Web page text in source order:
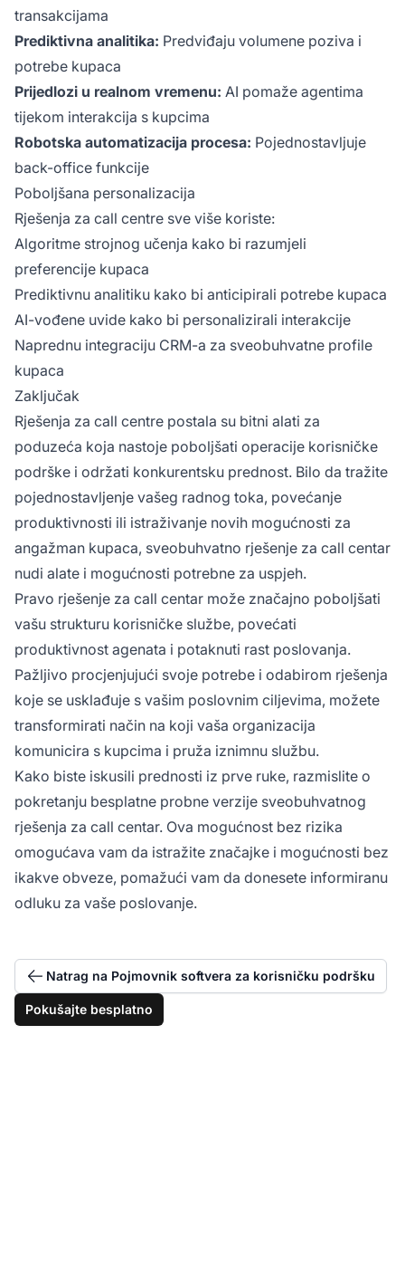
transakcijama
Prediktivna analitika: Predviđaju volumene poziva i
potrebe kupaca
Prijedlozi u realnom vremenu: AI pomaže agentima
tijekom interakcija s kupcima
Robotska automatizacija procesa: Pojednostavljuje
back-office funkcije
Poboljšana personalizacija
Rješenja za call centre sve više koriste:
Algoritme strojnog učenja kako bi razumjeli
preferencije kupaca
Prediktivnu analitiku kako bi anticipirali potrebe kupaca
AI-vođene uvide kako bi personalizirali interakcije
Naprednu integraciju CRM-a za sveobuhvatne profile
kupaca
Zaključak
Rješenja za call centre postala su bitni alati za
poduzeća koja nastoje poboljšati operacije korisničke
podrške i održati konkurentsku prednost. Bilo da tražite
pojednostavljenje vašeg radnog toka, povećanje
produktivnosti ili istraživanje novih mogućnosti za
angažman kupaca, sveobuhvatno rješenje za call centar
nudi alate i mogućnosti potrebne za uspjeh.
Pravo rješenje za call centar može značajno poboljšati
vašu strukturu korisničke službe, povećati
produktivnost agenata i potaknuti rast poslovanja.
Pažljivo procjenjujući svoje potrebe i odabirom rješenja
koje se usklađuje s vašim poslovnim ciljevima, možete
transformirati način na koji vaša organizacija
komunicira s kupcima i pruža iznimnu službu.
Kako biste iskusili prednosti iz prve ruke, razmislite o
pokretanju besplatne probne verzije sveobuhvatnog
rješenja za call centar. Ova mogućnost bez rizika
omogućava vam da istražite značajke i mogućnosti bez
ikakve obveze, pomažući vam da donesete informiranu
odluku za vaše poslovanje.
Natrag na Pojmovnik softvera za korisničku podršku
Pokušajte besplatno